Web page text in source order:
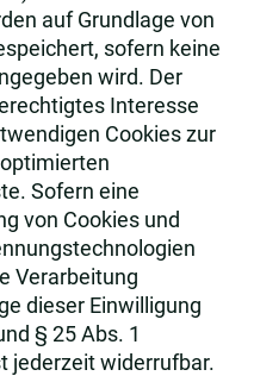
auf Grundlage von
sofern keine
wird. Der
Interesse
Cookies zur
Sofern eine
von Cookies und
Verarbeitung
dieser Einwilligung
§ 25 Abs. 1
jederzeit widerrufbar.